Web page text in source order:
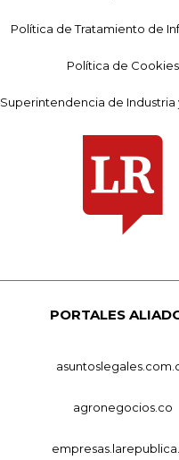
Política de Tratamiento de
Política de Cookies
Superintendencia de Industria
PORTALES
agronegocios.co